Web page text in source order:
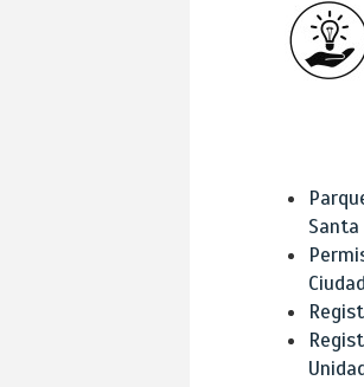
Ciudad